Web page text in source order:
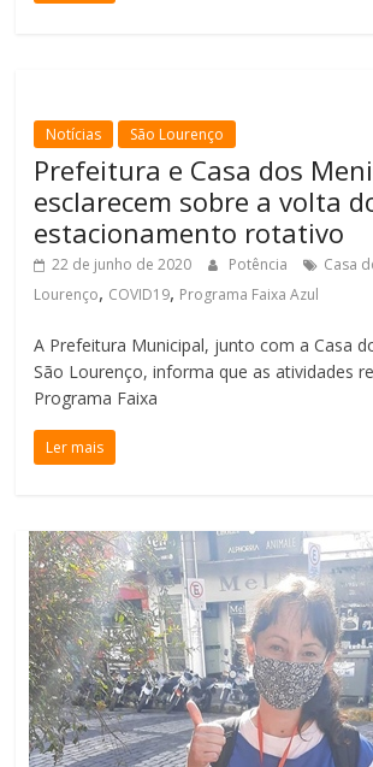
Notícias São Lourenço
Prefeitura e Casa dos
esclarecem sobre a volta
estacionamento rotativo
22 de junho de 2020 Potência
Casa
Lourenço, COVID19, Programa Faixa Azul
A Prefeitura Municipal, junto com a Casa
São Lourenço, informa que as atividades
Programa Faixa
Ler mais